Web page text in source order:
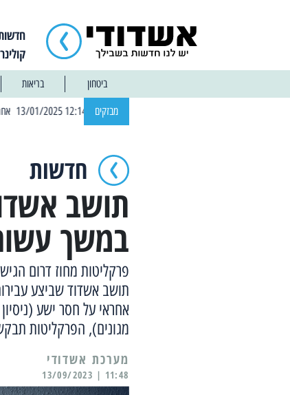
ביטחון בריאות
מבזקים
חדשות
במשך
פרקליטות מחוז דרום
תושב אשדוד שביצע
אחראי על חסר ישע
מגונים), הפרקליטות
מערכת אשדודי
11:48 | 13/09/2023